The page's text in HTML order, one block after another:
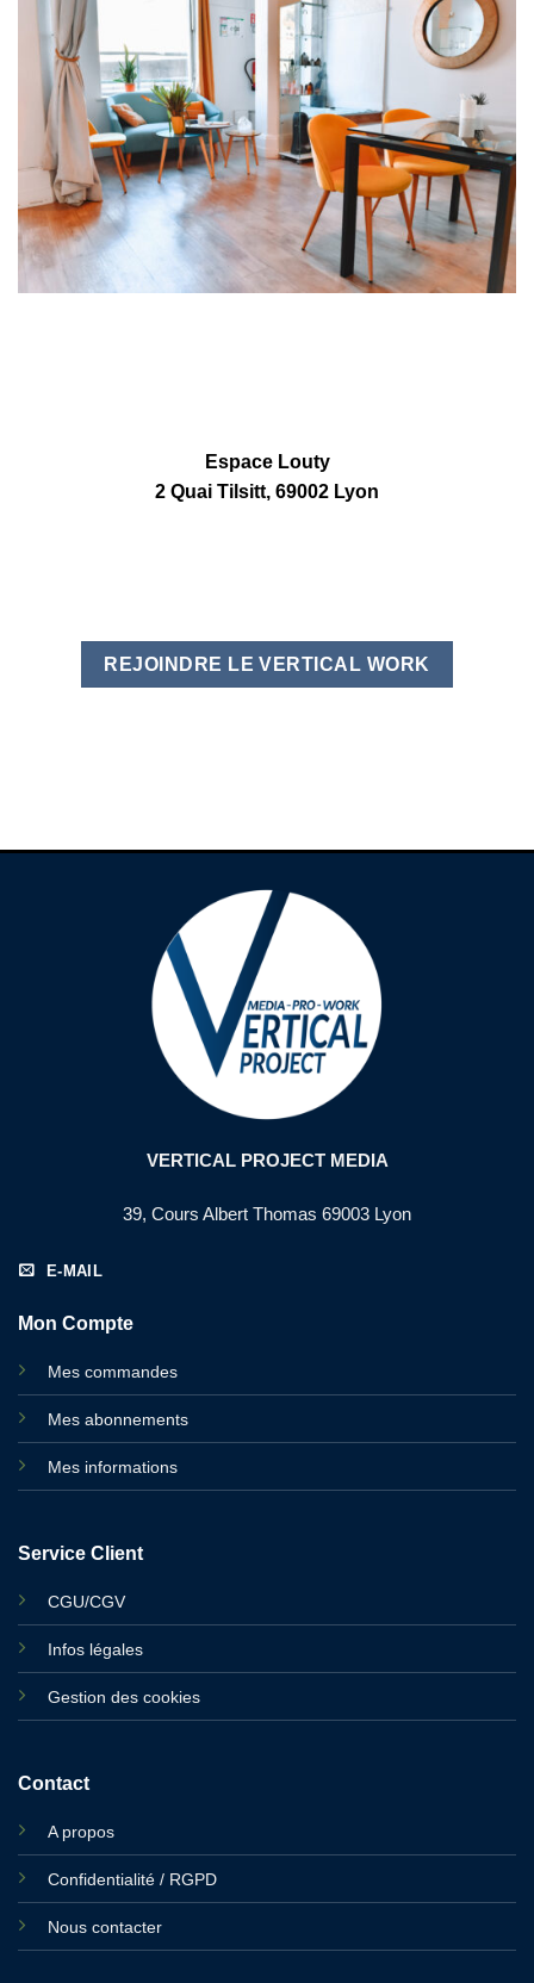
Espace Louty
2 Quai Tilsitt, 69002 Lyon
REJOINDRE LE VERTICAL WORK
VERTICAL PROJECT MEDIA
39, Cours Albert Thomas 69003 Lyon
E-MAIL
Mon Compte
Mes commandes
Mes abonnements
Mes informations
Service Client
CGU/CGV
Infos légales
Gestion des cookies
Contact
A propos
Confidentialité / RGPD
Nous contacter